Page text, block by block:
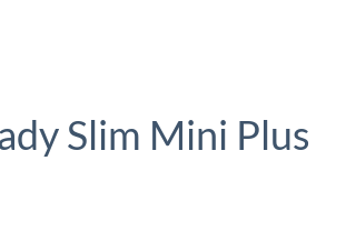
Slim Mini Plus